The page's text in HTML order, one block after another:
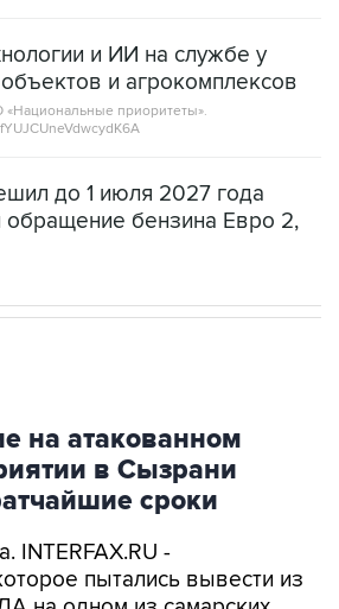
и ИИ на службе у
и агрокомплексов
приоритеты».
до 1 июля 2027 года
обращение бензина Евро 2,
на атакованном
в Сызрани
сроки
INTERFAX.RU -
пытались вывести из